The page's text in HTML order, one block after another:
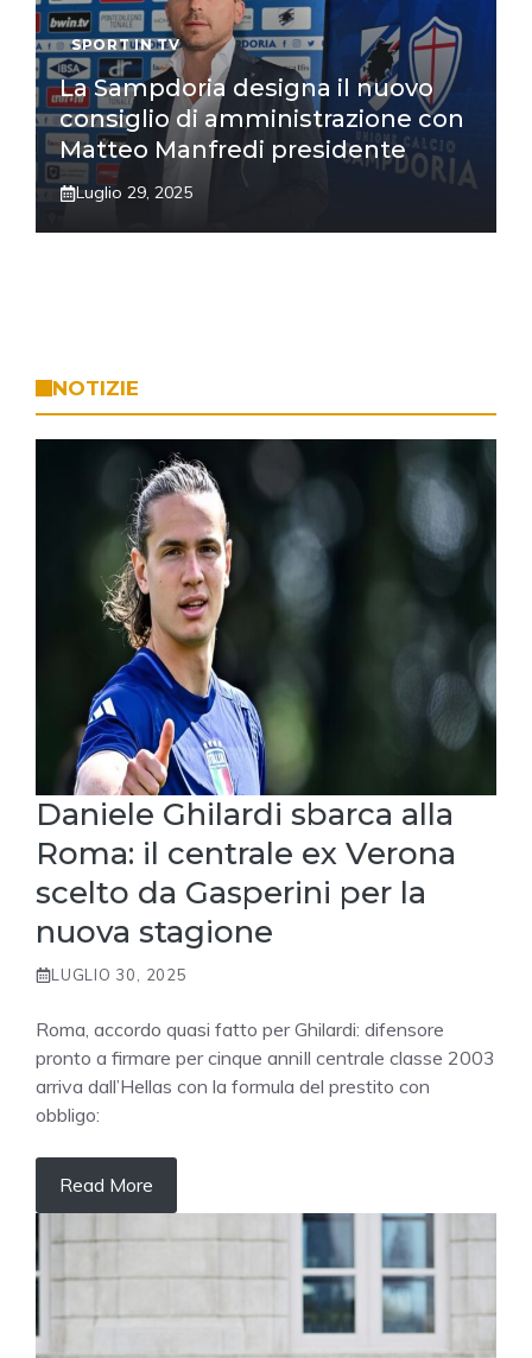
SPORT IN TV
La Sampdoria designa il nuovo
consiglio di amministrazione con
Matteo Manfredi presidente
Luglio 29, 2025
NOTIZIE
Daniele Ghilardi sbarca alla
Roma: il centrale ex Verona
scelto da Gasperini per la
nuova stagione
LUGLIO 30, 2025
Roma, accordo quasi fatto per Ghilardi: difensore
pronto a firmare per cinque anniIl centrale classe 2003
arriva dall’Hellas con la formula del prestito con
obbligo:
Read More